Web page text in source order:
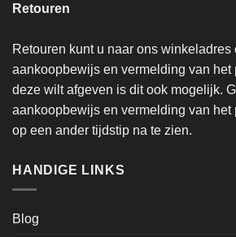
Retouren
Retouren kunt u naar ons winkeladres
aankoopbewijs en vermelding van het
deze wilt afgeven is dit ook mogelijk.
aankoopbewijs en vermelding van het
op een ander tijdstip na te zien.
HANDIGE LINKS
Blog